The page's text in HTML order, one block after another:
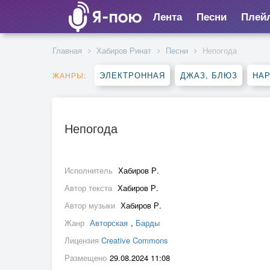
Лента Песни
Главная Хабиров Ринат Песни Непогода
ЖАНРЫ: ЭЛЕКТРОННАЯ ДЖАЗ, БЛЮЗ
Непогода
Исполнитель Хабиров Р.
Автор текста Хабиров Р.
Автор музыки Хабиров Р.
Жанр Авторская , Барды
Лицензия Creative Commons
Размещено 29.08.2024 11:08